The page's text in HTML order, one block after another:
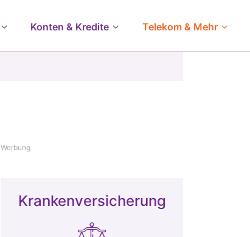
Konten & Kredite Telekom & Mehr
Werbung
Krankenversicherung